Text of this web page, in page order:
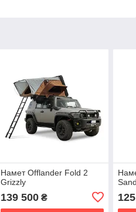
Намет Offlander Fold 2
Grizzly
139 500₴